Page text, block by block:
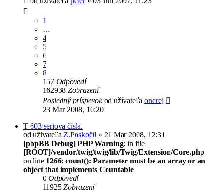
1
…
4
5
6
7
8
157 Odpovedí
162938 Zobrazení
Posledný príspevokod užívateľa ondrej
23 Mar 2008, 10:20
T 603 seriova čísla.
od užívateľa Z.Poskočil » 21 Mar 2008, 12:31
[phpBB Debug] PHP Warning: in file
[ROOT]/vendor/twig/twig/lib/Twig/Extension/Core.php
on line 1266: count(): Parameter must be an array or an
object that implements Countable
0 Odpovedí
11925 Zobrazení